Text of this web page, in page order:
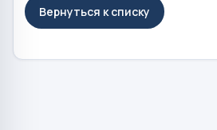
Вернуться к списку